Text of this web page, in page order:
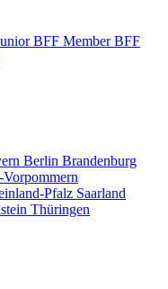
BFF MemberBFF
Berlin Brandenburg
Pfalz Saarland
Thüringen